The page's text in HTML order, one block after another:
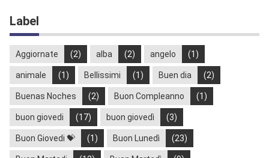
Label
Aggiornate (2) alba (2) angelo (1)
animale (1) Bellissimi (1) Buen dia (2)
Buenas Noches (2) Buon Compleanno (1)
buon giovedi (17) buon giovedì (3)
Buon Giovedi 💝 (1) Buon Lunedì (23)